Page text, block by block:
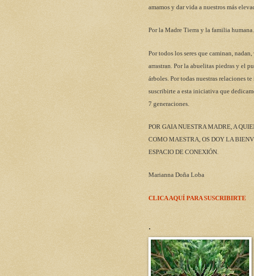
amamos y dar vida a nuestros más
Por la Madre Tierra y la familia humana.
Por todos los seres que caminan,
arrastran. Por la abuelitas piedras y el
árboles. Por todas nuestras relaciones
suscribirte a esta iniciativa que
7 generaciones.
POR GAIA NUESTRA MADRE, A
COMO MAESTRA, OS DOY LA
ESPACIO DE CONEXIÓN.
Marianna Doña Loba
CLICA AQUÍ PARA SUSCRIBIRTE
.